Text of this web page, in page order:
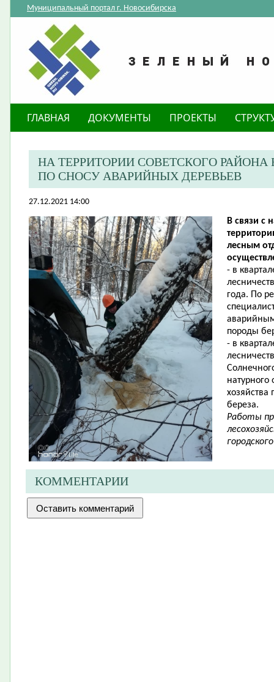
Муниципальный портал г. Новосибирска
ГЛАВНАЯ ДОКУМЕНТЫ ПРОЕКТЫ
НА ТЕРРИТОРИИ СОВЕТСКОГО
ПО СНОСУ АВАРИЙНЫХ ДЕРЕВЬЕВ
27.12.2021 14:00
В связи с
лесным
- в
года. По
породы
- в
натурного
береза.
Работы
КОММЕНТАРИИ